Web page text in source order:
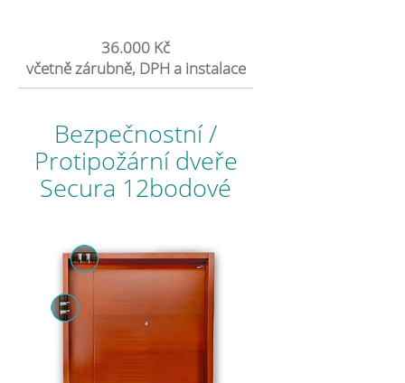
36.000 Kč
včetně zárubně, DPH a instalace
Bezpečnostní /
Protipožární dveře
Secura 12bodové